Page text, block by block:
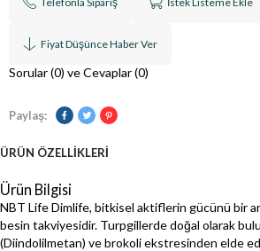
Fiyat Düşünce Haber Ver
Sorular (0) ve Cevaplar (0)
Paylaş:
ÜRÜN ÖZELLIKLERI
Ürün Bilgisi
NBT Life Dimlife, bitkisel aktiflerin gücünü bir
besin takviyesidir. Turpgillerde doğal olarak
(Diindolilmetan) ve brokoli ekstresinden elde